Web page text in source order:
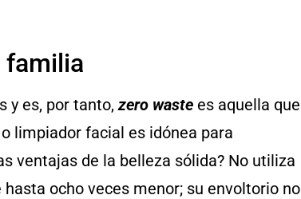
familia
y es, por tanto, zero waste es aquella que
limpiador facial es idónea para
ventajas de la belleza sólida? No utiliza
ocho veces menor; su envoltorio no